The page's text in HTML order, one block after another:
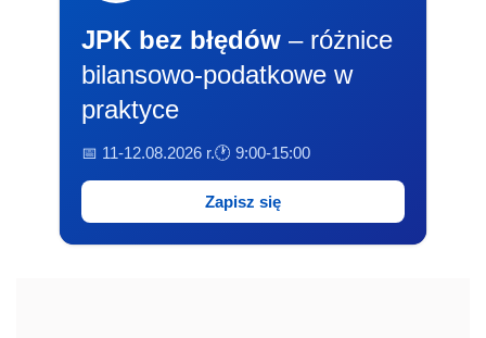
JPK bez błędów – różnice
bilansowo-podatkowe w
praktyce
📅 11-12.08.2026 r.🕐 9:00-15:00
Zapisz się